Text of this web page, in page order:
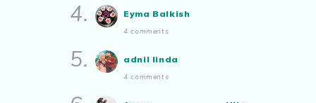
4. Eyma Balkish
4 comments
5. adnil linda
4 comments